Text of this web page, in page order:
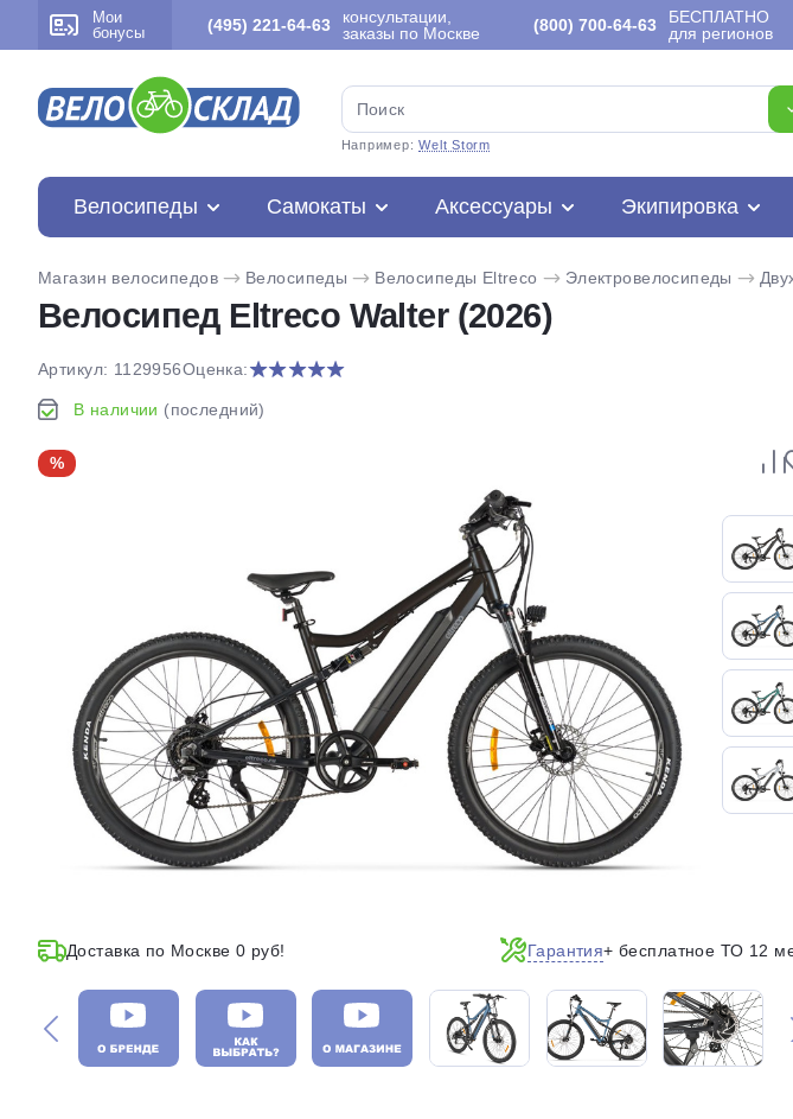
Мои
бонусы
(495) 221-64-63
консультации,
заказы по Москве
(800) 700-64-63
БЕСПЛАТНО
для регионов
Например:Welt Storm
Велосипеды Самокаты Аксессуары Экипировка
Магазин велосипедов Велосипеды Велосипеды Eltreco Электровелосипеды
Велосипед Eltreco Walter (2026)
Артикул: 1129956Оценка:
В наличии (последний)
%
Доставка по Москве 0 руб! Гарантия+ бесплатное ТО 12
Разбейте
оплату
на части
без
График платежей
Сегодня
25%
Оплачивайте сегодня
25% картой любого